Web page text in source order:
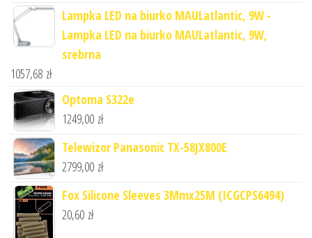
Lampka LED na biurko MAULatlantic, 9W -
Lampka LED na biurko MAULatlantic, 9W,
srebrna
1057,68 zł
Optoma S322e
1249,00 zł
Telewizor Panasonic TX-58JX800E
2799,00 zł
Fox Silicone Sleeves 3Mmx25M (ICGCPS6494)
20,60 zł